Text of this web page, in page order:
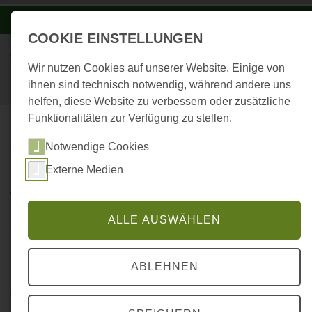
STARTSEITE ... WALDWÄRTS
WALDWÄRTS - Bike 'n' Hike
im Pfälzerwald
für einen Neuanfang entschieden und präsentieren
COOKIE EINSTELLUNGEN
Wir nutzen Cookies auf unserer Website. Einige von
ihnen sind technisch notwendig, während andere uns
helfen, diese Website zu verbessern oder zusätzliche
Funktionalitäten zur Verfügung zu stellen.
Notwendige Cookies
Externe Medien
ALLE AUSWÄHLEN
ABLEHNEN